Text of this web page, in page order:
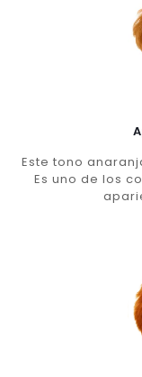
Este tono
Es uno de los